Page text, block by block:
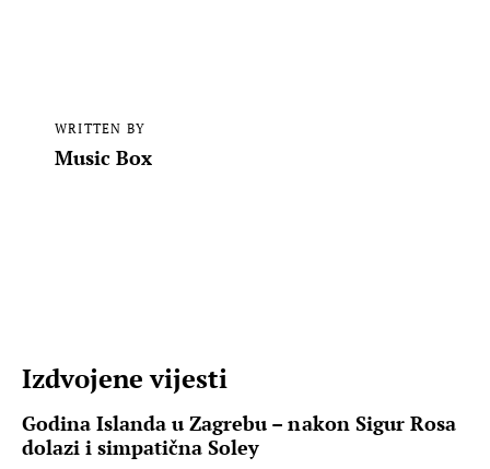
WRITTEN BY
Music Box
Izdvojene vijesti
Godina Islanda u Zagrebu – nakon Sigur Rosa
dolazi i simpatična Soley